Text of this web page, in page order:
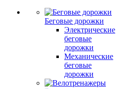
Беговые дорожки
Электрические
беговые
дорожки
Механические
беговые
дорожки